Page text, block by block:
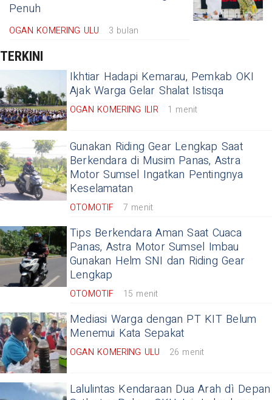
Penuh
OGAN KOMERING ULU 3 bulan
TERKINI
Ikhtiar Hadapi Kemarau, Pemkab OKI
Ajak Warga Gelar Shalat Istisqa
OGAN KOMERING ILIR 1 menit
Gunakan Riding Gear Lengkap Saat
Berkendara di Musim Panas, Astra
Motor Sumsel Ingatkan Pentingnya
Keselamatan
OTOMOTIF 7 menit
Tips Berkendara Aman Saat Cuaca
Panas, Astra Motor Sumsel Imbau
Gunakan Helm SNI dan Riding Gear
Lengkap
OTOMOTIF 15 menit
Mediasi Warga dengan PT KIT Belum
Menemui Kata Sepakat
OGAN KOMERING ULU 26 menit
Lalulintas Kendaraan Dua Arah dì Depan